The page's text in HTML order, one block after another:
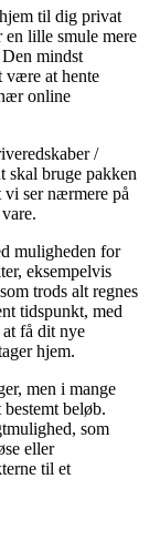
til dig privat
lille smule mere
mindst
at hente
online
/
skal bruge pakken
vi ser nærmere på
muligheden for
eksempelvis
trods alt regnes
tidspunkt, med
at få dit nye
hjem.
men i mange
beløb.
som
eller
til et